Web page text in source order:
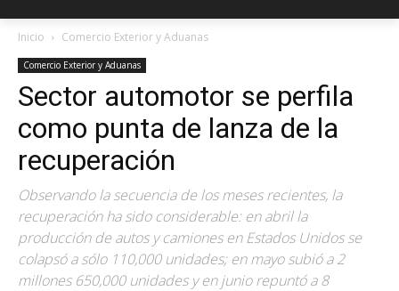
Inicio Comercio Exterior y Aduanas
Comercio Exterior y Aduanas
Sector automotor se perfila
como punta de lanza de la
recuperación
Observando la secuencia de los meses recientes, la
recuperación ha sido considerable: en abril la
producción de autos y camiones en Estados Unidos se
colapsó a sólo 110,000 unidades; en mayo subió a 2
millones 650,000 unidades y en junio repuntó a 8